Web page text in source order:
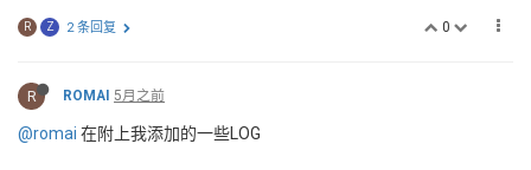
0
R Z 2 条回复
R ROMAI 5月之前
@romai 在附上我添加的一些LOG